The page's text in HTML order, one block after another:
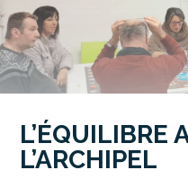
L’ÉQUILIBRE
L’ARCHIPEL